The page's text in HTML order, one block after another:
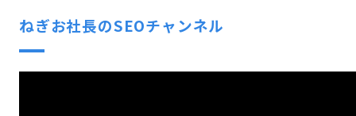
ねぎお社長のSEOチャンネル